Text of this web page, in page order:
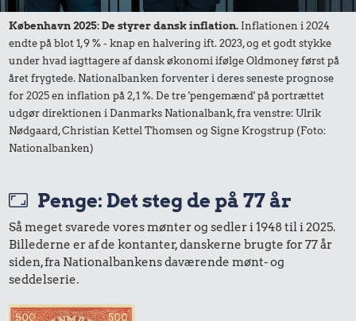
København 2025: De styrer dansk inflation. Inflationen i 2024
endte på blot 1,9 % - knap en halvering ift. 2023, og et godt stykke
under hvad iagttagere af dansk økonomi ifølge Oldmoney først på
året frygtede. Nationalbanken forventer i deres seneste prognose
for 2025 en inflation på 2,1 %. De tre 'pengemænd' på portrættet
udgør direktionen i Danmarks Nationalbank, fra venstre: Ulrik
Nødgaard, Christian Kettel Thomsen og Signe Krogstrup (Foto:
Nationalbanken)
Penge: Det steg de på 77 år
Så meget svarede vores mønter og sedler i 1948 til i 2025.
Billederne er af de kontanter, danskerne brugte for 77 år
siden, fra Nationalbankens daværende mønt- og
seddelserie.